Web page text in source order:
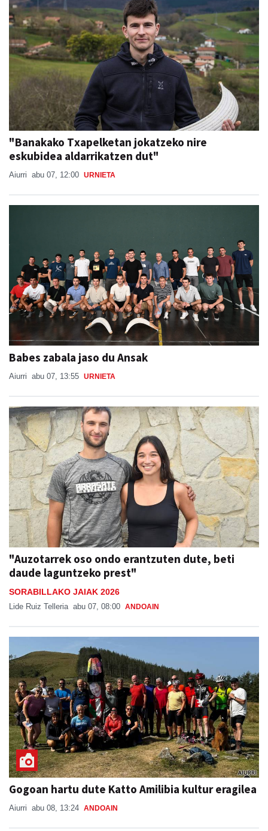
"Banakako Txapelketan jokatzeko nire
eskubidea aldarrikatzen dut"
Aiurri abu 07, 12:00 URNIETA
Babes zabala jaso du Ansak
Aiurri abu 07, 13:55 URNIETA
"Auzotarrek oso ondo erantzuten dute, beti
daude laguntzeko prest"
SORABILLAKO JAIAK 2026
Lide Ruiz Telleria abu 07, 08:00 ANDOAIN
Gogoan hartu dute Katto Amilibia kultur eragilea
Aiurri abu 08, 13:24 ANDOAIN